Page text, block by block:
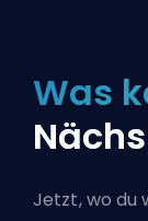
Was
Jetzt, wo du